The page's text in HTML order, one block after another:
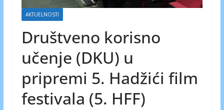
AKTUELNOSTI
Društveno korisno
učenje (DKU) u
pripremi 5. Hadžići film
festivala (5. HFF)